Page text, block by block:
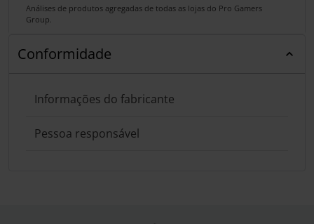
Análises de produtos agregadas de todas as lojas do Pro Gamers
Group.
Conformidade
Informações do fabricante
Pessoa responsável